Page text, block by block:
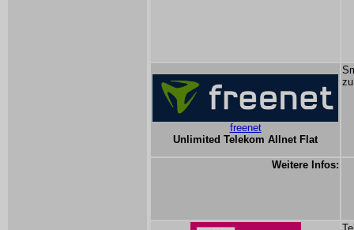
freenet
Unlimited Telekom Allnet Flat
Weitere Infos: